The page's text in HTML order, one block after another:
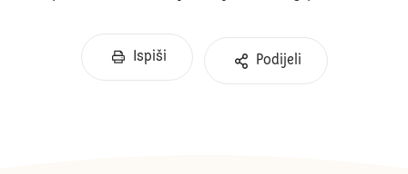
Ispiši Podijeli